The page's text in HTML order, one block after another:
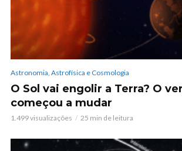
Astronomia, Astrofísica e Cosmologia
O Sol vai engolir a Terra? O
começou a mudar
1.499 visualizações 25 min de leitura